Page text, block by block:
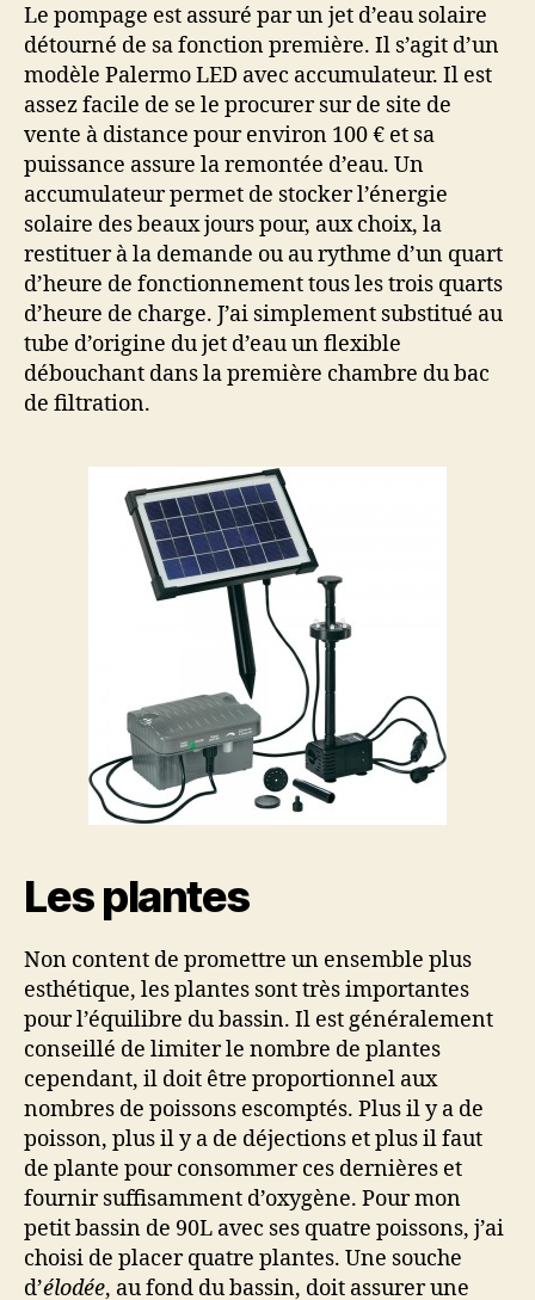
Le pompage est assuré par un jet d’eau solaire
détourné de sa fonction première. Il s’agit d’un
modèle Palermo LED avec accumulateur. Il est
assez facile de se le procurer sur de site de
vente à distance pour environ 100 € et sa
puissance assure la remontée d’eau. Un
accumulateur permet de stocker l’énergie
solaire des beaux jours pour, aux choix, la
restituer à la demande ou au rythme d’un quart
d’heure de fonctionnement tous les trois quarts
d’heure de charge. J’ai simplement substitué au
tube d’origine du jet d’eau un flexible
débouchant dans la première chambre du bac
de filtration.
Les plantes
Non content de promettre un ensemble plus
esthétique, les plantes sont très importantes
pour l’équilibre du bassin. Il est généralement
conseillé de limiter le nombre de plantes
cependant, il doit être proportionnel aux
nombres de poissons escomptés. Plus il y a de
poisson, plus il y a de déjections et plus il faut
de plante pour consommer ces dernières et
fournir suffisamment d’oxygène. Pour mon
petit bassin de 90L avec ses quatre poissons, j’ai
choisi de placer quatre plantes. Une souche
d’élodée, au fond du bassin, doit assurer une